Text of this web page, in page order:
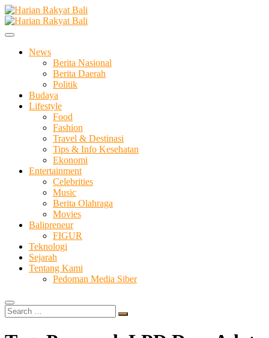
Skip
to
content
Harian Rakyat Bali
Membangun Semangat Kehidupan dan Berbangsa
News
Berita Nasional
Berita Daerah
Politik
Budaya
Lifestyle
Food
Fashion
Travel & Destinasi
Tips & Info Kesehatan
Ekonomi
Entertainment
Celebrities
Music
Berita Olahraga
Movies
Balipreneur
FIGUR
Teknologi
Sejarah
Tentang Kami
Pedoman Media Siber
Search
…